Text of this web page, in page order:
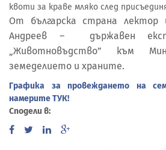
квоти за краве мляко след
От българска страна
Андреев – държавен
„Животновъдство” към
земеделието и храните.
Графика за провеждането на
намерите ТУК!
Сподели в: